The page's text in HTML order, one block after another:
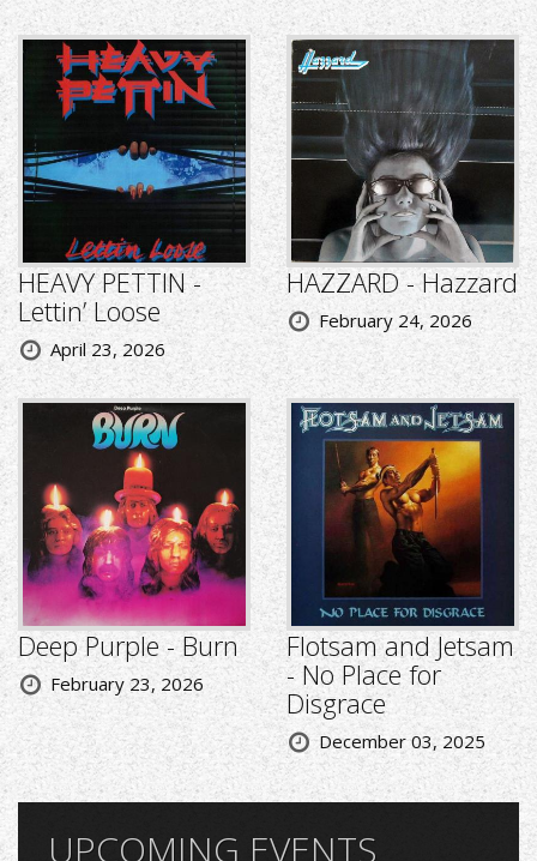
HEAVY PETTIN -
Lettin’ Loose
April 23, 2026
HAZZARD - Hazzard
February 24, 2026
Deep Purple - Burn
February 23, 2026
Flotsam and Jetsam
- No Place for
Disgrace
December 03, 2025
UPCOMING EVENTS